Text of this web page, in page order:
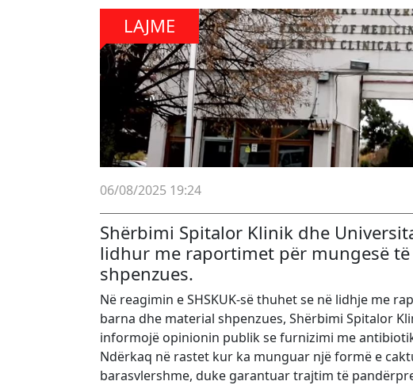
LAJME
06/08/2025 19:24
Shërbimi Spitalor Klinik dhe
lidhur me raportimet për mungesë
shpenzues.
Në reagimin e SHSKUK-së thuhet se në lidhje me
barna dhe material shpenzues, Shërbimi Spitalor
informojë opinionin publik se furnizimi me
Ndërkaq në rastet kur ka munguar një formë e
barasvlershme, duke garantuar trajtim të